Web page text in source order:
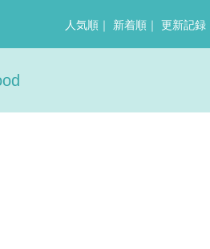
人気順 ｜ 新着順 ｜ 更新記録